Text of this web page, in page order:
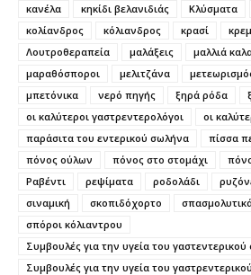
κανέλα
κηκίδι βελανιδιάς Κλύσματα
κολίανδρος
κόλιανδρος κρασί
Λουτροθεραπεία
μαλάξεις
μαλλιά
μαραθόσποροι
μελιτζάνα
μπετόνικα
νερό πηγής ξηρά ρόδα
οι καλύτεροι γαστρεντερολόγοι
οι
παράσιτα του εντερικού σωλήνα
πίσσα
πόνος ούλων
πόνος στο στομάχι
Ραβέντι
ρεψίματα ροδολάδι
σιναμική
σκοπιδόχορτο
σπόροι κόλιαντρου
Συμβουλές για την υγεία του
Συμβουλές για την υγεία του